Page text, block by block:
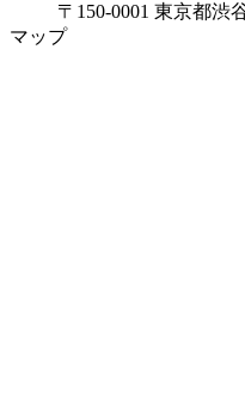
〒150-0001 東京都渋
マップ